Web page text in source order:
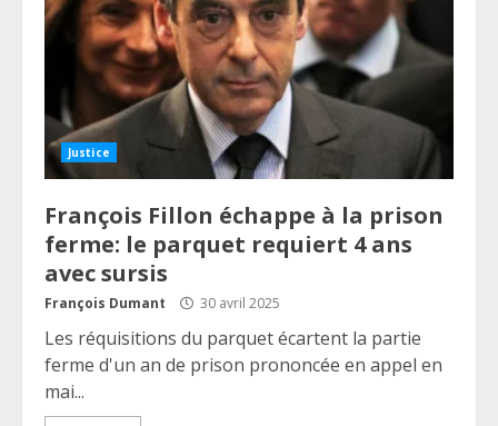
Justice
François Fillon échappe à la prison
ferme: le parquet requiert 4 ans
avec sursis
François Dumant 30 avril 2025
Les réquisitions du parquet écartent la partie
ferme d'un an de prison prononcée en appel en
mai...